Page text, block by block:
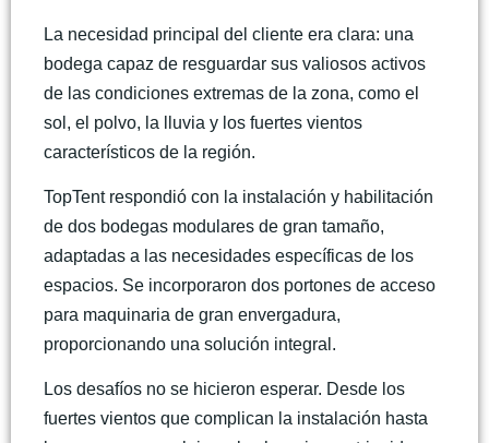
La necesidad principal del cliente era clara: una
bodega capaz de resguardar sus valiosos activos
de las condiciones extremas de la zona, como el
sol, el polvo, la lluvia y los fuertes vientos
característicos de la región.
TopTent respondió con la instalación y habilitación
de dos bodegas modulares de gran tamaño,
adaptadas a las necesidades específicas de los
espacios. Se incorporaron dos portones de acceso
para maquinaria de gran envergadura,
proporcionando una solución integral.
Los desafíos no se hicieron esperar. Desde los
fuertes vientos que complican la instalación hasta